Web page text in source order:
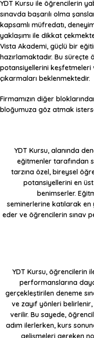
YDT Kursu ile öğrencilerin
sınavda başarılı olma
kapsamlı müfredatı,
yaklaşımı ile dikkat
Vista Akademi, güçlü bir
hazırlamaktadır. Bu
potansiyellerini keşfetmeleri
çıkarmaları beklenmektedir.
Firmamızın diğer
bloğumuza göz atmak
YDT Kursu, alanında
eğitmenler tarafından
tarzına özel, bireysel
potansiyellerini en
benimserler.
seminerlerine katılarak
eder ve öğrencilerin sınav
YDT Kursu, öğrencilerin
performanslarına
gerçekleştirilen deneme
ve zayıf yönleri
verilir. Bu sayede,
adım ilerlerken, kurs
gelişmeleri gereken